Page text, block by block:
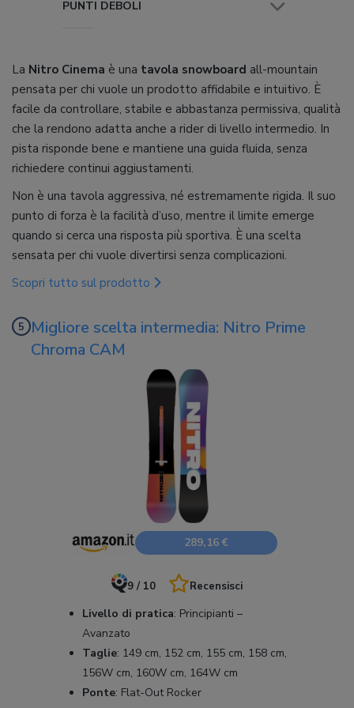
PUNTI DEBOLI
La Nitro Cinema è una tavola snowboard all-mountain
pensata per chi vuole un prodotto affidabile e intuitivo. È
facile da controllare, stabile e abbastanza permissiva, qualità
che la rendono adatta anche a rider di livello intermedio. In
pista risponde bene e mantiene una guida fluida, senza
richiedere continui aggiustamenti.
Non è una tavola aggressiva, né estremamente rigida. Il suo
punto di forza è la facilità d’uso, mentre il limite emerge
quando si cerca una risposta più sportiva. È una scelta
sensata per chi vuole divertirsi senza complicazioni.
Scopri tutto sul prodotto
Migliore scelta intermedia: Nitro Prime
Chroma CAM
289,16 €
9 / 10 Recensisci
Livello di pratica: Principianti –
Avanzato
Taglie: 149 cm, 152 cm, 155 cm, 158 cm,
156W cm, 160W cm, 164W cm
Ponte: Flat-Out Rocker